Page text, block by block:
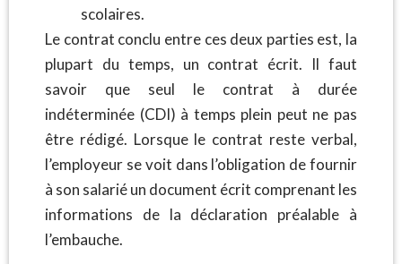
scolaires.
Le contrat conclu entre ces deux parties est, la
plupart du temps, un contrat écrit. Il faut
savoir que seul le contrat à durée
indéterminée (CDI) à temps plein peut ne pas
être rédigé. Lorsque le contrat reste verbal,
l’employeur se voit dans l’obligation de fournir
à son salarié un document écrit comprenant les
informations de la déclaration préalable à
l’embauche.